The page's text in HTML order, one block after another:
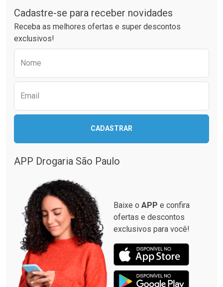
Laboratório
Comprar sem Desconto
Por Menos
Comprar sem Desconto
Laboratório
Comprar sem Desconto
Por Menos
Comprar sem Desconto
Cadastre-se para receber novidades
Receba as melhores ofertas e super descontos
exclusivos!
Nome
Email
CADASTRAR
APP Drogaria São Paulo
Baixe o APP e confira
ofertas e descontos
exclusivos para você!